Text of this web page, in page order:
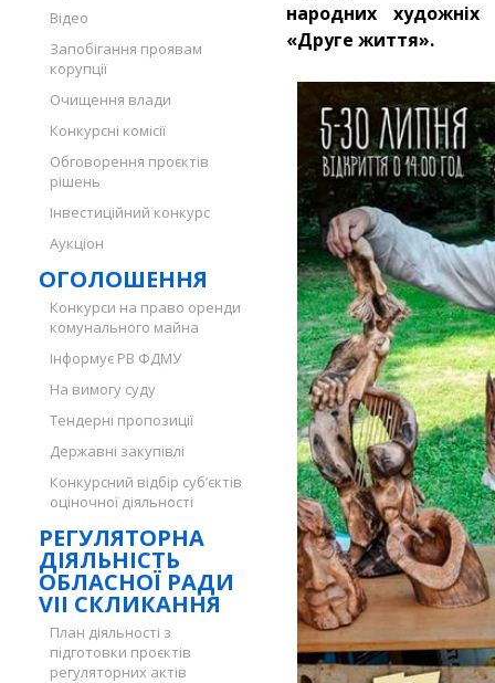
Відео
Запобігання проявам
корупції
Очищення влади
Конкурсні комісії
Обговорення проєктів
рішень
Інвестиційний конкурс
Аукціон
ОГОЛОШЕННЯ
Конкурси на право оренди
комунального майна
Інформує РВ ФДМУ
На вимогу суду
Тендерні пропозиції
Державні закупівлі
Конкурсний відбір суб’єктів
оціночної діяльності
РЕГУЛЯТОРНА
ДІЯЛЬНІСТЬ
ОБЛАСНОЇ РАДИ
VII СКЛИКАННЯ
План діяльності з
підготовки проєктів
регуляторних актів
народних художніх
«Друге життя».